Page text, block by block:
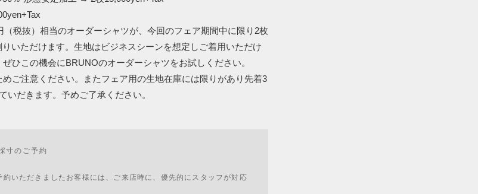
（税抜）相当のオーダーシャツが、今回のフェア期間中に限り2枚
いただけます。生地はビジネスシーンを想定しご着用いただけ
ひこの機会にBRUNOのオーダーシャツをお試しください。
ご注意ください。またフェア用の生地在庫には限りがあり先着3
いだきます。予めご了承ください。
寸のご予約
いただきましたお客様には、ご来店時に、優先的にスタッフが対応